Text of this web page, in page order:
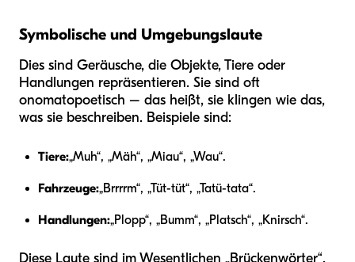
Symbolische und Umgebungslaute
Dies sind Geräusche, die Objekte, Tiere oder
Handlungen repräsentieren. Sie sind oft
onomatopoetisch – das heißt, sie klingen wie das,
was sie beschreiben. Beispiele sind:
Tiere:„Muh“, „Mäh“, „Miau“, „Wau“.
Fahrzeuge:„Brrrrm“, „Tüt-tüt“, „Tatü-tata“.
Handlungen:„Plopp“, „Bumm“, „Platsch“, „Knirsch“.
Diese Laute sind im Wesentlichen „Brückenwörter“.